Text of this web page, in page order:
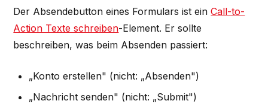
Der Absendebutton eines Formulars ist einCall-to-
Action Texte schreiben-Element. Er sollte
beschreiben, was beim Absenden passiert:
„Konto erstellen" (nicht: „Absenden")
„Nachricht senden" (nicht: „Submit")